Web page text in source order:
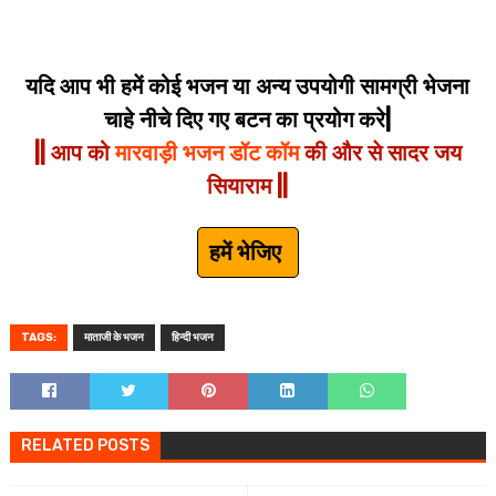
यदि आप भी हमें कोई भजन या अन्य उपयोगी सामग्री भेजना
चाहे नीचे दिए गए बटन का प्रयोग करे|
|| आप कोमारवाड़ी भजन डॉट कॉमकी और से सादर जय
सियाराम ||
हमें भेजिए
TAGS: माताजी के भजन हिन्दी भजन
RELATED POSTS